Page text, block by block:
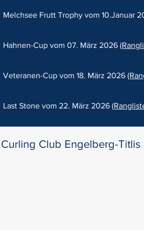
Melchsee Frutt Trophy vom 10.Januar
Hahnen-Cup vom 07. März 2026
Veteranen-Cup vom 18. März 2026
Last Stone vom 22. März 2026
Curling Club Engelberg-Titlis